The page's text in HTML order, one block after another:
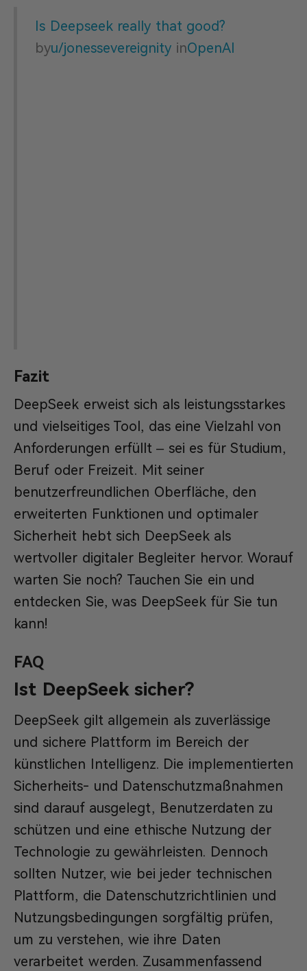
Is Deepseek really that good?
byu/jonessevereignity inOpenAI
Fazit
DeepSeek erweist sich als leistungsstarkes
und vielseitiges Tool, das eine Vielzahl von
Anforderungen erfüllt – sei es für Studium,
Beruf oder Freizeit. Mit seiner
benutzerfreundlichen Oberfläche, den
erweiterten Funktionen und optimaler
Sicherheit hebt sich DeepSeek als
wertvoller digitaler Begleiter hervor. Worauf
warten Sie noch? Tauchen Sie ein und
entdecken Sie, was DeepSeek für Sie tun
kann!
FAQ
Ist DeepSeek sicher?
DeepSeek gilt allgemein als zuverlässige
und sichere Plattform im Bereich der
künstlichen Intelligenz. Die implementierten
Sicherheits- und Datenschutzmaßnahmen
sind darauf ausgelegt, Benutzerdaten zu
schützen und eine ethische Nutzung der
Technologie zu gewährleisten. Dennoch
sollten Nutzer, wie bei jeder technischen
Plattform, die Datenschutzrichtlinien und
Nutzungsbedingungen sorgfältig prüfen,
um zu verstehen, wie ihre Daten
verarbeitet werden. Zusammenfassend